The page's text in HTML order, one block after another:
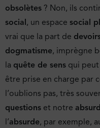
obsolètes ? Non, ils
social, un espace social
vrai que la part de
dogmatisme, imprègne
la quête de sens qui
être prise en charge par
l’oublions pas, très
questions et notre
l’absurde, par exemple,